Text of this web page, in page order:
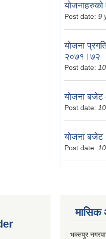
योजनाहरुको
Post date: 9
योजना
२०७१।७२
Post date:
योजना
Post date:
योजना
Post date:
मासिक
भक्तपुर